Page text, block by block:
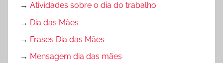
→ Atividades sobre o dia do trabalho
→ Dia das Mães
→ Frases Dia das Mães
→ Mensagem dia das mães